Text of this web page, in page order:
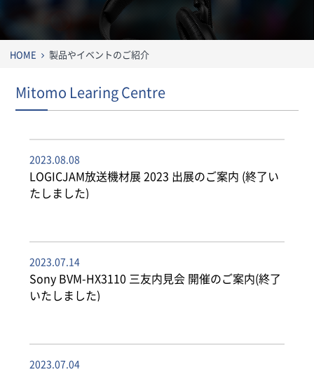
HOME 製品やイベントのご紹介
Mitomo Learing Centre
2023.08.08
LOGICJAM放送機材展 2023 出展のご案内 (終了い
たしました)
2023.07.14
Sony BVM-HX3110 三友内見会 開催のご案内(終了
いたしました)
2023.07.04